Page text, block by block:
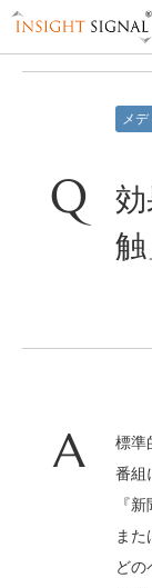
Insight Signal
メ
触
標準
番組
『
ま
どの